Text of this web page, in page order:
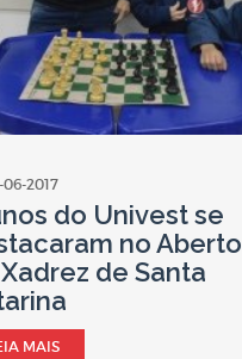
06-2017
do Univest se
no Aberto
de Santa
MAIS